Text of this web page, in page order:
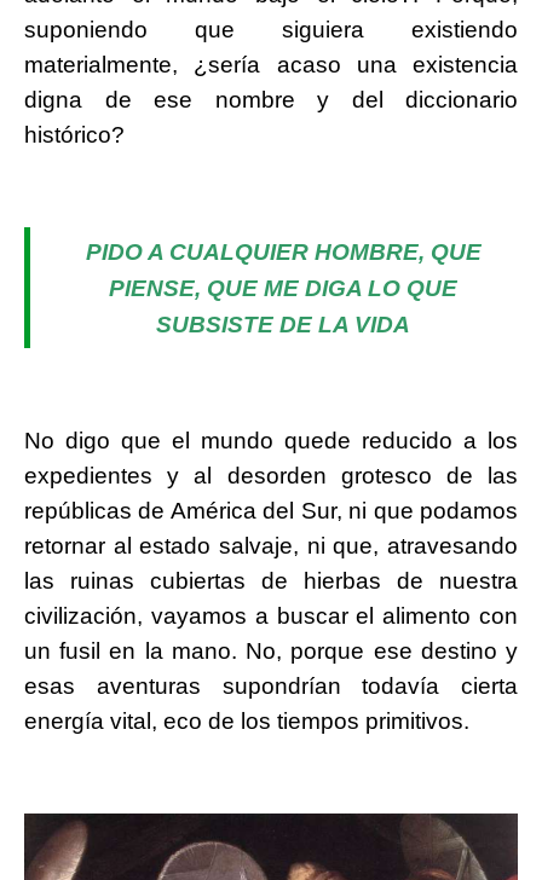
suponiendo que siguiera existiendo
materialmente, ¿sería acaso una existencia
digna de ese nombre y del diccionario
histórico?
PIDO A CUALQUIER HOMBRE, QUE
PIENSE, QUE ME DIGA LO QUE
SUBSISTE DE LA VIDA
No digo que el mundo quede reducido a los
expedientes y al desorden grotesco de las
repúblicas de América del Sur, ni que podamos
retornar al estado salvaje, ni que, atravesando
las ruinas cubiertas de hierbas de nuestra
civilización, vayamos a buscar el alimento con
un fusil en la mano. No, porque ese destino y
esas aventuras supondrían todavía cierta
energía vital, eco de los tiempos primitivos.